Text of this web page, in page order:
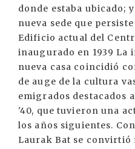
donde estaba ubicado;
nueva sede que
Edificio actual del
inaugurado en 1939 La
nueva casa coincidió
de auge de la cultura
emigrados destacados
'40, que tuvieron una
los años siguientes.
Laurak Bat se convirtió